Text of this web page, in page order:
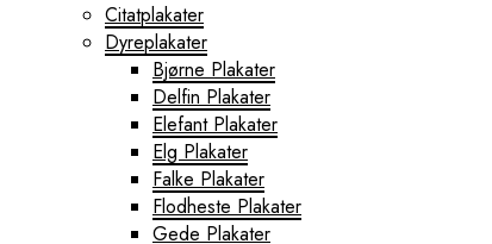
Citatplakater
Dyreplakater
Bjørne Plakater
Delfin Plakater
Elefant Plakater
Elg Plakater
Falke Plakater
Flodheste Plakater
Gede Plakater